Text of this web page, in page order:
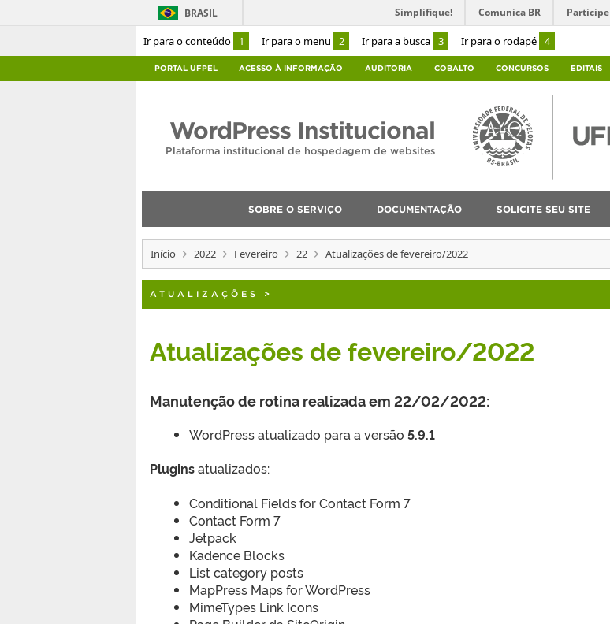
Ir para o conteúdo 1 Ir para o menu 2 Ir para a busca 3 Ir para o rodapé 4
BRASIL Simplifique! Comunica BR Participe
PORTAL UFPEL ACESSO À INFORMAÇÃO AUDITORIA COBALTO CONCURSOS EDITAIS
WordPress Institucional
Plataforma institucional de hospedagem de websites
SOBRE O SERVIÇO DOCUMENTAÇÃO SOLICITE SEU SITE
Início 2022 Fevereiro 22 Atualizações de fevereiro/2022
ATUALIZAÇÕES >
Atualizações de fevereiro/2022
Manutenção de rotina realizada em 22/02/2022:
WordPress atualizado para a versão 5.9.1
Pluginsatualizados:
Conditional Fields for Contact Form 7
Contact Form 7
Jetpack
Kadence Blocks
List category posts
MapPress Maps for WordPress
MimeTypes Link Icons